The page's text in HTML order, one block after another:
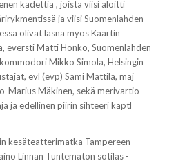
kadettia , joista viisi aloitti
ja viisi Suomenlahden
olivat läsnä myös Kaartin
eversti Matti Honko, Suomenlahden
Mikko Simola, Helsingin
evl (evp) Sami Mattila, maj
Marius Mäkinen, sekä merivartio-
ja edellinen piirin sihteeri kaptl
kesäteatterimatka Tampereen
Linnan Tuntematon sotilas -